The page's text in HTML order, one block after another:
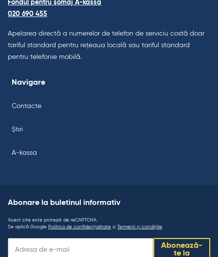
Fondul pentru șomaj A-kassa
020 690 455
Apelarea directă a numerelor de telefon de serviciu costă doar
tariful standard pentru rețeaua locală sau tariful standard
pentru telefonie mobilă.
Navigare
Contacte
Știri
A-kassa
Abonare la buletinul informativ
Acest site este protejat de reCAPTCHA.
Se aplică Google Politica de confidențialitate și Termenii și condițiile.
Abonează-
te la